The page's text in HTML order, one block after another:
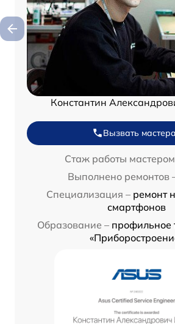
Константин
Вызвать мастера
Стаж работы
Выполнено ремонтов
Специализация – ремонт
смартфонов
Образование – профильное